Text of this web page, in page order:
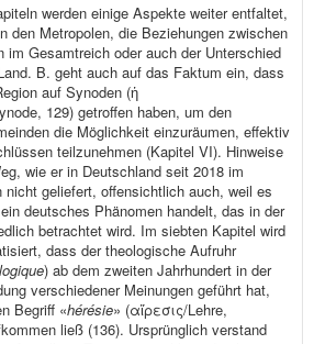
werden einige Aspekte weiter entfaltet,
den Metropolen, die Beziehungen zwischen
im Gesamtreich oder auch der Unterschied
B. geht auch auf das Faktum ein, dass
auf Synoden (ἡ
129) getroffen haben, um den
die Möglichkeit einzuräumen, effektiv
teilzunehmen (Kapitel VI). Hinweise
wie er in Deutschland seit 2018 im
nicht geliefert, offensichtlich auch, weil es
deutsches Phänomen handelt, das in der
betrachtet wird. Im siebten Kapitel wird
dass der theologische Aufruhr
) ab dem zweiten Jahrhundert in der
verschiedener Meinungen geführt hat,
Begriff «hérésie» (αἵρεσις/Lehre,
ließ (136). Ursprünglich verstand